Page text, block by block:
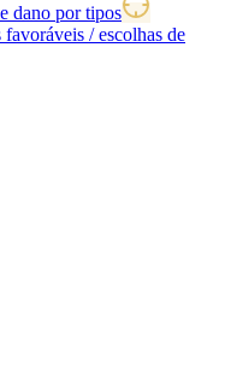
dano por tipos
/ escolhas de